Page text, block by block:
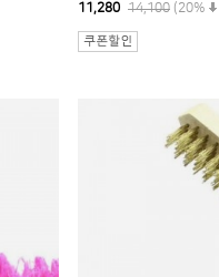
11,280 14,100 (20%